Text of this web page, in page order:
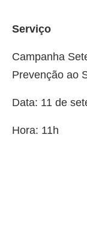
Serviço
Campanha
Prevenção ao
Data: 11 de
Hora: 11h